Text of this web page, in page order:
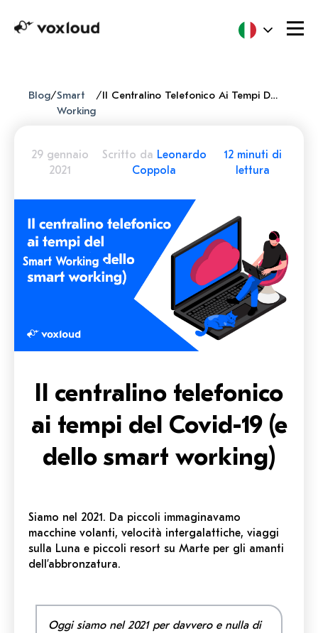
Blog/Smart
Working
/ Il Centralino Telefonico Ai Tempi Del Covid-19 (e Dello Smart Working)
29 gennaio
2021
Scritto da Leonardo
Coppola
12 minuti di
lettura
Smart Working
Il centralino telefonico
ai tempi del Covid-19 (e
dello smart working)
Siamo nel 2021. Da piccoli immaginavamo
macchine volanti, velocità intergalattiche, viaggi
sulla Luna e piccoli resort su Marte per gli amanti
dell’abbronzatura.
Oggi siamo nel 2021 per davvero e nulla di